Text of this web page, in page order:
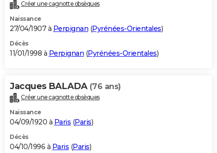
Créer une cagnotte obsèques
Naissance
27/04/1907 à Perpignan (Pyrénées-Orientales)
Décès
11/01/1998 à Perpignan (Pyrénées-Orientales)
Jacques BALADA (76 ans)
Créer une cagnotte obsèques
Naissance
04/09/1920 à Paris (Paris)
Décès
04/10/1996 à Paris (Paris)